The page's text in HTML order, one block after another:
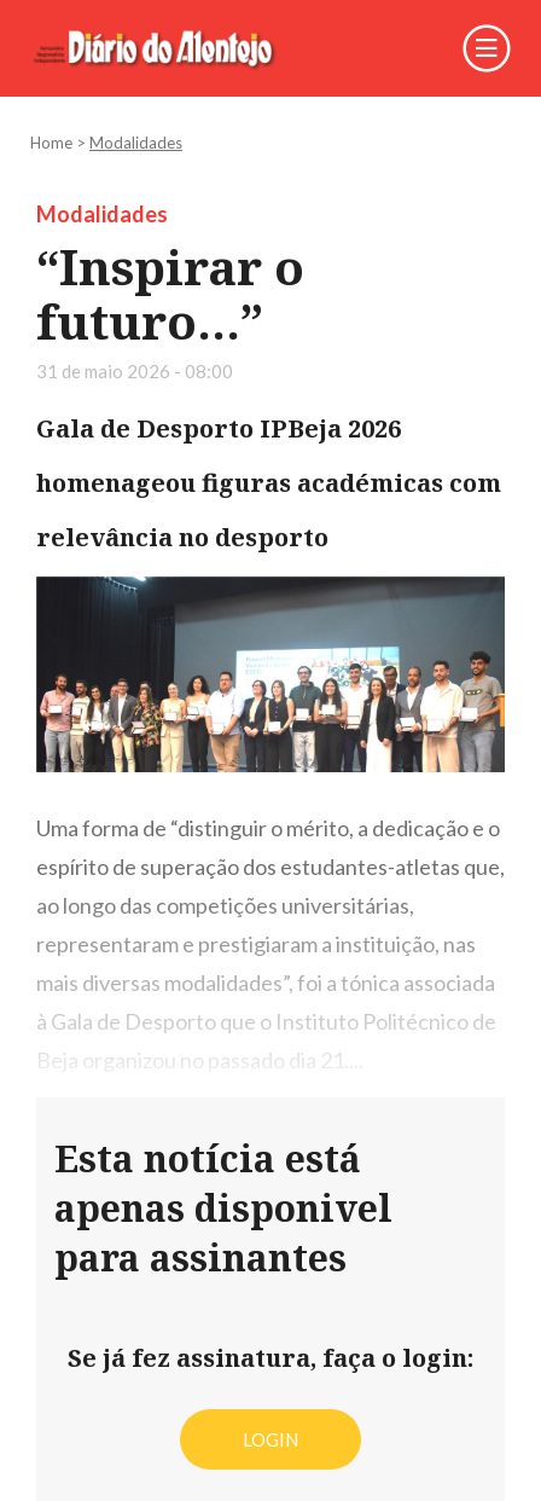
Home > Modalidades
Modalidades
“Inspirar o
futuro…”
31 de maio 2026 - 08:00
Gala de Desporto IPBeja 2026
homenageou figuras académicas com
relevância no desporto
Uma forma de “distinguir o mérito, a dedicação e o
espírito de superação dos estudantes-atletas que,
ao longo das competições universitárias,
representaram e prestigiaram a instituição, nas
mais diversas modalidades”, foi a tónica associada
à Gala de Desporto que o Instituto Politécnico de
Beja organizou no passado dia 21....
Esta notícia está
apenas disponivel
para assinantes
Se já fez assinatura, faça o login:
LOGIN